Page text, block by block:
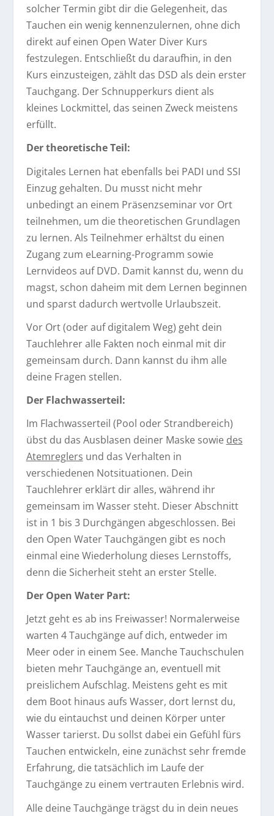
solcher Termin gibt dir die Gelegenheit, das
Tauchen ein wenig kennenzulernen, ohne dich
direkt auf einen Open Water Diver Kurs
festzulegen. Entschließt du daraufhin, in den
Kurs einzusteigen, zählt das DSD als dein erster
Tauchgang. Der Schnupperkurs dient als
kleines Lockmittel, das seinen Zweck meistens
erfüllt.
Der theoretische Teil:
Digitales Lernen hat ebenfalls bei PADI und SSI
Einzug gehalten. Du musst nicht mehr
unbedingt an einem Präsenzseminar vor Ort
teilnehmen, um die theoretischen Grundlagen
zu lernen. Als Teilnehmer erhältst du einen
Zugang zum eLearning-Programm sowie
Lernvideos auf DVD. Damit kannst du, wenn du
magst, schon daheim mit dem Lernen beginnen
und sparst dadurch wertvolle Urlaubszeit.
Vor Ort (oder auf digitalem Weg) geht dein
Tauchlehrer alle Fakten noch einmal mit dir
gemeinsam durch. Dann kannst du ihm alle
deine Fragen stellen.
Der Flachwasserteil:
Im Flachwasserteil (Pool oder Strandbereich)
übst du das Ausblasen deiner Maske sowie des
Atemreglers und das Verhalten in
verschiedenen Notsituationen. Dein
Tauchlehrer erklärt dir alles, während ihr
gemeinsam im Wasser steht. Dieser Abschnitt
ist in 1 bis 3 Durchgängen abgeschlossen. Bei
den Open Water Tauchgängen gibt es noch
einmal eine Wiederholung dieses Lernstoffs,
denn die Sicherheit steht an erster Stelle.
Der Open Water Part:
Jetzt geht es ab ins Freiwasser! Normalerweise
warten 4 Tauchgänge auf dich, entweder im
Meer oder in einem See. Manche Tauchschulen
bieten mehr Tauchgänge an, eventuell mit
preislichem Aufschlag. Meistens geht es mit
dem Boot hinaus aufs Wasser, dort lernst du,
wie du eintauchst und deinen Körper unter
Wasser tarierst. Du sollst dabei ein Gefühl fürs
Tauchen entwickeln, eine zunächst sehr fremde
Erfahrung, die tatsächlich im Laufe der
Tauchgänge zu einem vertrauten Erlebnis wird.
Alle deine Tauchgänge trägst du in dein neues